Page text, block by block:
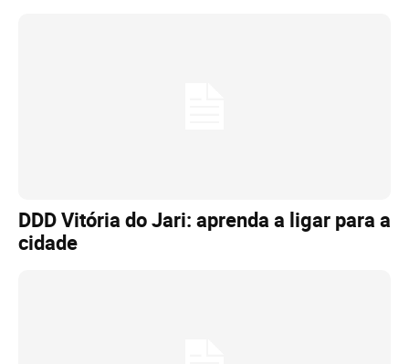
DDD Vitória do Jari: aprenda a ligar para a
cidade